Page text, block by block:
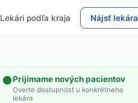
Lekári podľa kraja Nájsť lekára
Prijímame nových pacientov
Overte dostupnosť u konkrétneho
lekára